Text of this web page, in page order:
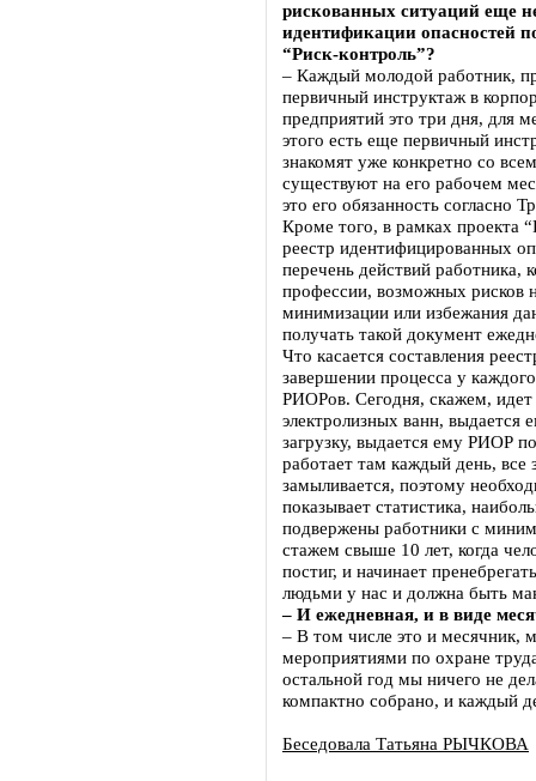
рискованных ситуаций еще
идентификации опасностей
“Риск-контроль”?
– Каждый молодой работник,
первичный инструктаж в
предприятий это три дня, для
этого есть еще первичный
знакомят уже конкретно со
существуют на его рабочем
это его обязанность согласно
Кроме того, в рамках проекта
реестр идентифицированных
перечень действий работника,
профессии, возможных рисков
минимизации или избежания
получать такой документ
Что касается составления
завершении процесса у
РИОРов. Сегодня, скажем, идет
электролизных ванн, выдается
загрузку, выдается ему РИОР
работает там каждый день, все
замыливается, поэтому
показывает статистика,
подвержены работники с
стажем свыше 10 лет, когда
постиг, и начинает
людьми у нас и должна быть
– И ежедневная, и в виде
– В том числе это и месячник,
мероприятиями по охране
остальной год мы ничего не
компактно собрано, и каждый
Беседовала Татьяна РЫЧКОВА